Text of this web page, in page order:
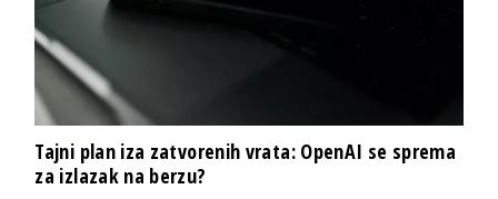
Tajni plan iza zatvorenih vrata: OpenAI se sprema
za izlazak na berzu?